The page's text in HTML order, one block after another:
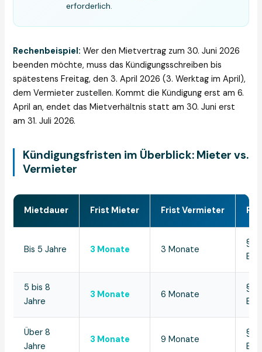
erforderlich.
Rechenbeispiel: Wer den Mietvertrag zum 30. Juni 2026
beenden möchte, muss das Kündigungsschreiben bis
spätestens Freitag, den 3. April 2026 (3. Werktag im April),
dem Vermieter zustellen. Kommt die Kündigung erst am 6.
April an, endet das Mietverhältnis statt am 30. Juni erst
am 31. Juli 2026.
Kündigungsfristen im Überblick: Mieter vs.
Vermieter
Mietdauer Frist Mieter Frist Vermieter
Bis 5 Jahre 3 Monate 3 Monate
§
5 bis 8
Jahre
3 Monate 6 Monate
§
Über 8
Jahre
3 Monate 9 Monate
§